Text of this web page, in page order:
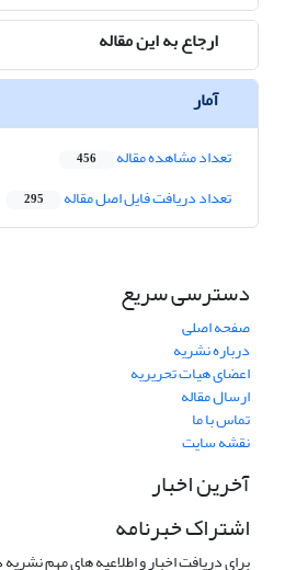
ارجاع به این مقاله
آمار
تعداد مشاهده مقاله 456
تعداد دریافت فایل اصل مقاله 295
دسترسی سریع
صفحه اصلی
درباره نشریه
اعضای هیات تحریریه
ارسال مقاله
تماس با ما
نقشه سایت
آخرین اخبار
اشتراک خبرنامه
برای دریافت اخبار و اطلاعیه های مهم